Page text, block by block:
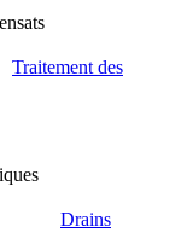
Traitement des
Drains